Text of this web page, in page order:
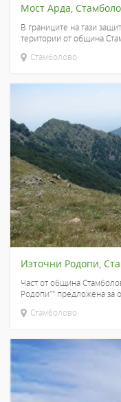
Мост Арда,
В границите на тази
територии от община
Стамболово
Източни Родопи,
Част от община
Родопи"" предложена за
Стамболово